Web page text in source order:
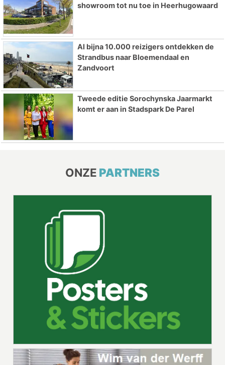
showroom tot nu toe in Heerhugowaard
Al bijna 10.000 reizigers ontdekken de
Strandbus naar Bloemendaal en
Zandvoort
Tweede editie Sorochynska Jaarmarkt
komt er aan in Stadspark De Parel
ONZE PARTNERS